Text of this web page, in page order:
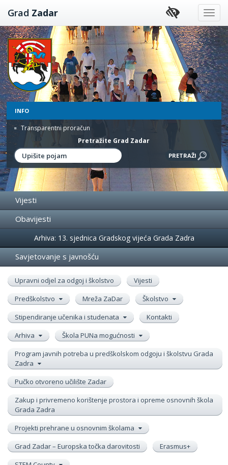
Preskoči
na
sadržaj
Grad Zadar
INFO
Transparentni proračun
Pretražite Grad Zadar
Vijesti
Obavijesti
Događanja
Arhiva: 13. sjednica Gradskog vijeća Grada Zadra
Savjetovanje s javnošću
Upravni odjel za odgoj i školstvo
Vijesti
Predškolstvo
Mreža ZaDar
Školstvo
Stipendiranje učenika i studenata
Kontakti
Arhiva
Škola PUNa mogućnosti
Program javnih potreba u predškolskom odgoju i školstvu Grada
Zadra
Pučko otvoreno učilište Zadar
Zakup i privremeno korištenje prostora i opreme osnovnih škola
Grada Zadra
Projekti prehrane u osnovnim školama
Grad Zadar – Europska točka darovitosti
Erasmus+